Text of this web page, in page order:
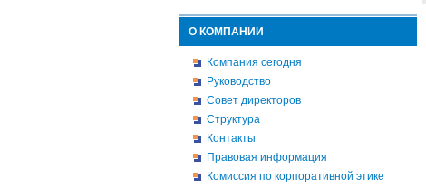
О КОМПАНИИ
Компания сегодня
Руководство
Совет директоров
Структура
Контакты
Правовая информация
Комиссия по корпоративной этике